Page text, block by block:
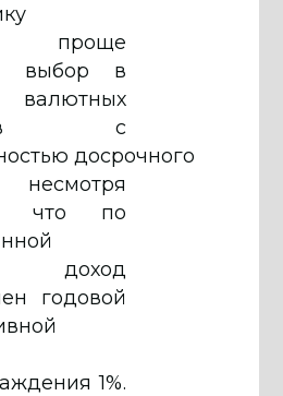
проще
выбор в
валютных
с
досрочного
несмотря
что по
доход
годовой
1%.